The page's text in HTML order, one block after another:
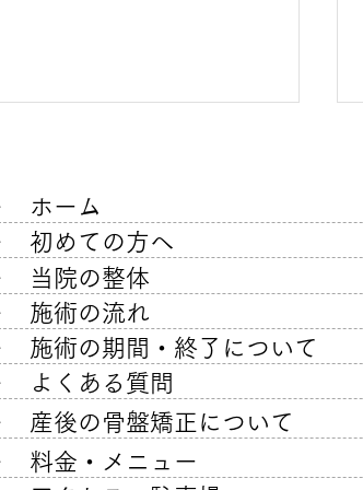
猫背・巻き肩が一回で変わっ
た方の口コミ
ホーム
初めての方へ
当院の整体
施術の流れ
施術の期間・終了について
よくある質問
産後の骨盤矯正について
料金・メニュー